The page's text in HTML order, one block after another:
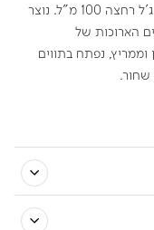
מארז לגבר BLUE א.ד.ט 100 מ"ל + 15 מ"ל + ג'ל רחצה 100 מ"ל. נוצר
הארוכות של
נפתח בתווים
שחור.